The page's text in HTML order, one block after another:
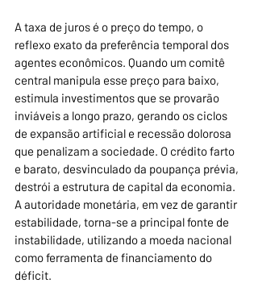
A taxa de juros é o preço do tempo, o
reflexo exato da preferência temporal dos
agentes econômicos. Quando um comitê
central manipula esse preço para baixo,
estimula investimentos que se provarão
inviáveis a longo prazo, gerando os ciclos
de expansão artificial e recessão dolorosa
que penalizam a sociedade. O crédito farto
e barato, desvinculado da poupança prévia,
destrói a estrutura de capital da economia.
A autoridade monetária, em vez de garantir
estabilidade, torna-se a principal fonte de
instabilidade, utilizando a moeda nacional
como ferramenta de financiamento do
déficit.